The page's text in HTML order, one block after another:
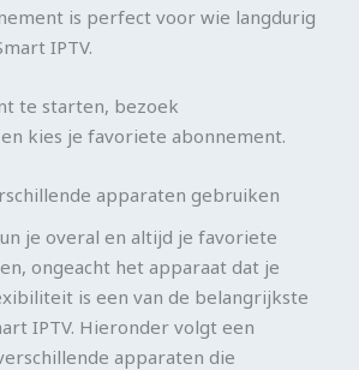
is perfect voor wie langdurig
IPTV.
te starten, bezoek
en kies je favoriete abonnement.
apparaten gebruiken
je overal en altijd je favoriete
ongeacht het apparaat dat je
is een van de belangrijkste
IPTV. Hieronder volgt een
apparaten die